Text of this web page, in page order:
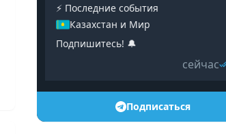
⚡️ Последние события
Казахстан и Мир
Подпишитесь! 🔔
сейчас
Подписаться